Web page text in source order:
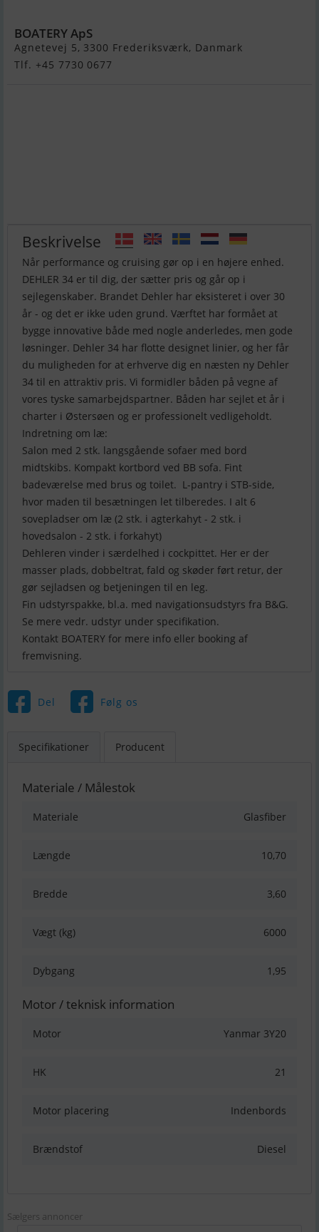
BOATERY ApS
Agnetevej 5, 3300 Frederiksværk, Danmark
Tlf. +45 7730 0677
Beskrivelse
Når performance og cruising gør op i en højere enhed.
DEHLER 34 er til dig, der sætter pris og går op i
sejlegenskaber. Brandet Dehler har eksisteret i over 30
år - og det er ikke uden grund. Værftet har formået at
bygge innovative både med nogle anderledes, men gode
løsninger. Dehler 34 har flotte designet linier, og her får
du muligheden for at erhverve dig en næsten ny Dehler
34 til en attraktiv pris. Vi formidler båden på vegne af
vores tyske samarbejdspartner. Båden har sejlet et år i
charter i Østersøen og er professionelt vedligeholdt.
Indretning om læ:
Salon med 2 stk. langsgående sofaer med bord
midtskibs. Kompakt kortbord ved BB sofa. Fint
badeværelse med brus og toilet. L-pantry i STB-side,
hvor maden til besætningen let tilberedes. I alt 6
sovepladser om læ (2 stk. i agterkahyt - 2 stk. i
hovedsalon - 2 stk. i forkahyt)
Dehleren vinder i særdelhed i cockpittet. Her er der
masser plads, dobbeltrat, fald og skøder ført retur, der
gør sejladsen og betjeningen til en leg.
Fin udstyrspakke, bl.a. med navigationsudstyrs fra B&G.
Se mere vedr. udstyr under specifikation.
Kontakt BOATERY for mere info eller booking af
Del Følg os
Specifikationer Producent
Materiale / Målestok
Materiale Glasfiber
Længde 10,70
Bredde 3,60
Vægt (kg) 6000
Dybgang 1,95
Motor / teknisk information
Motor Yanmar 3Y20
HK 21
Motor placering Indenbords
Brændstof Diesel
Sælgers annoncer